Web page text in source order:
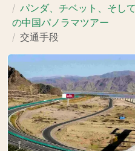
パンダ、チベット、そし
の中国パノラマツアー
交通手段